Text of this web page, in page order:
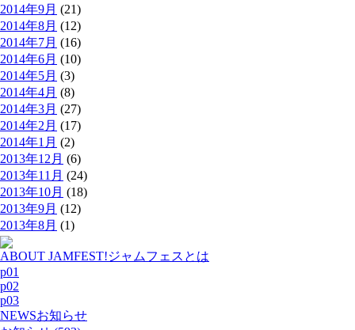
2014年9月 (21)
2014年8月 (12)
2014年7月 (16)
2014年6月 (10)
2014年5月 (3)
2014年4月 (8)
2014年3月 (27)
2014年2月 (17)
2014年1月 (2)
2013年12月 (6)
2013年11月 (24)
2013年10月 (18)
2013年9月 (12)
2013年8月 (1)
ABOUT JAMFEST!ジャムフェスとは
p01
p02
p03
NEWSお知らせ